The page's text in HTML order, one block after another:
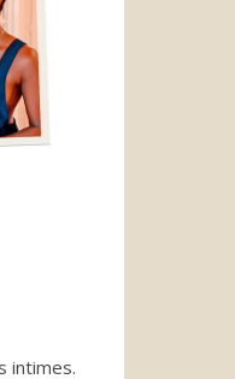
intimes.